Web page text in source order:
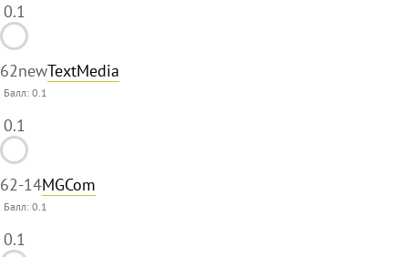
0.1
62newTextMedia
Балл:0.1
0.1
62-14MGCom
Балл:0.1
0.1